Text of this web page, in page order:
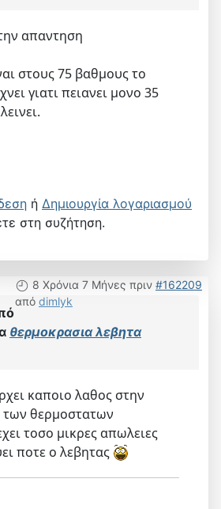
απαντηση
στους 75 βαθμους το
γιατι πειανει μονο 35
ή Δημιουργία λογαριασμού
στη συζήτηση.
8 Χρόνια 7 Μήνες πριν #162209
από dimlyk
θερμοκρασια λεβητα
καποιο λαθος στην
των θερμοστατων
τοσο μικρες απωλειες
ποτε ο λεβητας